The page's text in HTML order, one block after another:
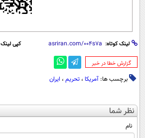
لینک کوتاه: کپی لینک
‌گزارش خطا در خبر
برچسب ها: آمریکا ، تحریم ، ایران
نظر شما
نام